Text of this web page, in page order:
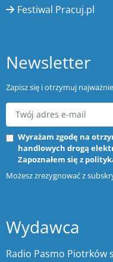
Festiwal Pracuj.pl
Newsletter
Zapisz się i otrzymuj
Wyrażam zgodę na
handlowych drogą
Zapoznałem się z
Możesz zrezygnować z
Wydawca
Radio Pasmo Piotrków